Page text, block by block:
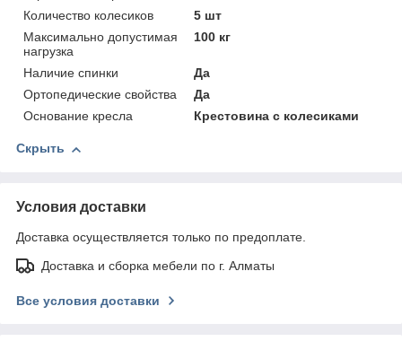
Количество колесиков
5 шт
Максимально допустимая
нагрузка
100 кг
Наличие спинки
Да
Ортопедические свойства
Да
Основание кресла
Крестовина с колесиками
Скрыть
Условия доставки
Доставка осуществляется только по предоплате.
Доставка и сборка мебели по г. Алматы
Все условия доставки